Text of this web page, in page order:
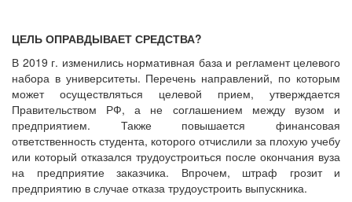
ЦЕЛЬ ОПРАВДЫВАЕТ СРЕДСТВА?
В 2019 г. изменились нормативная база и регламент целевого
набора в университеты. Перечень направлений, по которым
может осуществляться целевой прием, утверждается
Правительством РФ, а не соглашением между вузом и
предприятием. Также повышается финансовая
ответственность студента, которого отчислили за плохую учебу
или который отказался трудоустроиться после окончания вуза
на предприятие заказчика. Впрочем, штраф грозит и
предприятию в случае отказа трудоустроить выпускника.